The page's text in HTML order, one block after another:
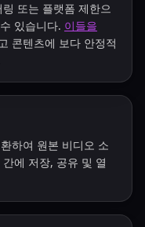
또는 플랫폼 제한으
있습니다. 이들을
콘텐츠에 보다 안정적
하여 원본 비디오 소
에 저장, 공유 및 열